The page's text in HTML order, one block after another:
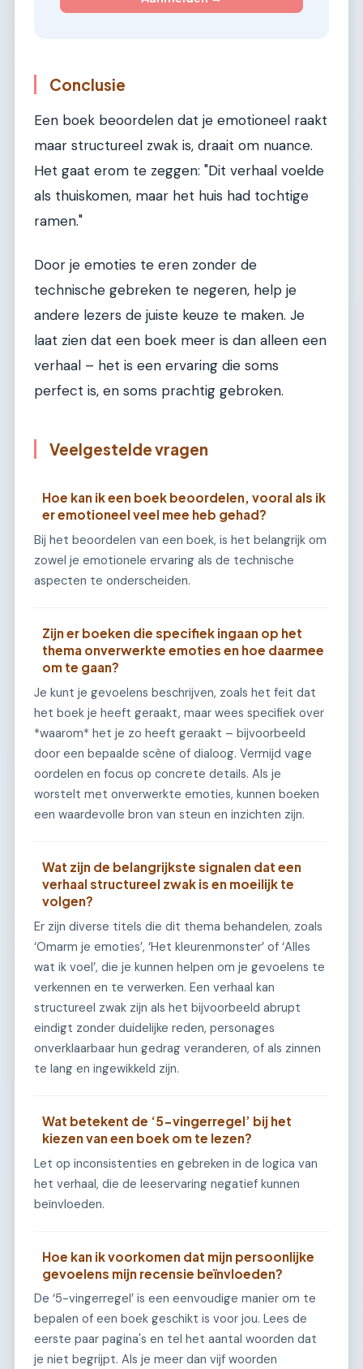
Conclusie
Een boek beoordelen dat je emotioneel raakt
maar structureel zwak is, draait om nuance.
Het gaat erom te zeggen: "Dit verhaal voelde
als thuiskomen, maar het huis had tochtige
ramen."
Door je emoties te eren zonder de
technische gebreken te negeren, help je
andere lezers de juiste keuze te maken. Je
laat zien dat een boek meer is dan alleen een
verhaal – het is een ervaring die soms
perfect is, en soms prachtig gebroken.
Veelgestelde vragen
Hoe kan ik een boek beoordelen, vooral als ik
er emotioneel veel mee heb gehad?
Bij het beoordelen van een boek, is het belangrijk om
zowel je emotionele ervaring als de technische
aspecten te onderscheiden.
Zijn er boeken die specifiek ingaan op het
thema onverwerkte emoties en hoe daarmee
om te gaan?
Je kunt je gevoelens beschrijven, zoals het feit dat
het boek je heeft geraakt, maar wees specifiek over
*waarom* het je zo heeft geraakt – bijvoorbeeld
door een bepaalde scène of dialoog. Vermijd vage
oordelen en focus op concrete details. Als je
worstelt met onverwerkte emoties, kunnen boeken
een waardevolle bron van steun en inzichten zijn.
Wat zijn de belangrijkste signalen dat een
verhaal structureel zwak is en moeilijk te
volgen?
Er zijn diverse titels die dit thema behandelen, zoals
‘Omarm je emoties’, ‘Het kleurenmonster’ of ‘Alles
wat ik voel’, die je kunnen helpen om je gevoelens te
verkennen en te verwerken. Een verhaal kan
structureel zwak zijn als het bijvoorbeeld abrupt
eindigt zonder duidelijke reden, personages
onverklaarbaar hun gedrag veranderen, of als zinnen
te lang en ingewikkeld zijn.
Wat betekent de ‘5-vingerregel’ bij het
kiezen van een boek om te lezen?
Let op inconsistenties en gebreken in de logica van
het verhaal, die de leeservaring negatief kunnen
beïnvloeden.
Hoe kan ik voorkomen dat mijn persoonlijke
gevoelens mijn recensie beïnvloeden?
De ‘5-vingerregel’ is een eenvoudige manier om te
bepalen of een boek geschikt is voor jou. Lees de
eerste paar pagina's en tel het aantal woorden dat
je niet begrijpt. Als je meer dan vijf woorden